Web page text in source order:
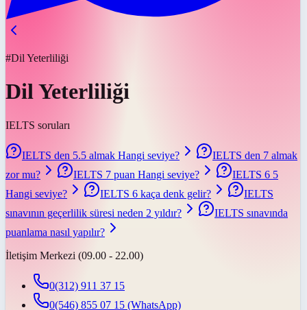
#Dil Yeterliliği
Dil Yeterliliği
IELTS soruları
IELTS den 5.5 almak Hangi seviye?
IELTS den 7 almak
zor mu?
IELTS 7 puan Hangi seviye?
IELTS 6 5
Hangi seviye?
IELTS 6 kaça denk gelir?
IELTS
sınavının geçerlilik süresi neden 2 yıldır?
IELTS sınavında
puanlama nasıl yapılır?
İletişim Merkezi (09.00 - 22.00)
0(312) 911 37 15
0(546) 855 07 15 (WhatsApp)